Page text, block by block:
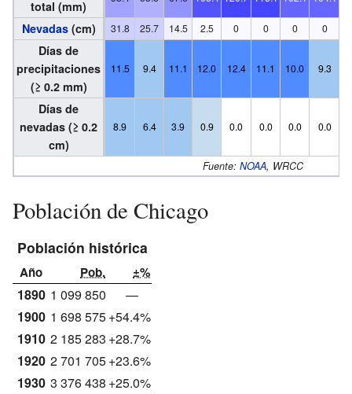
total (mm)
Nevadas(cm) 31.8 25.7 14.5 2.5 0 0 0 0
Días de
precipitaciones
(≥ 0.2 mm)
11.5 9.4 11.1 12.0 12.4 11.1 10.0 9.3
Días de
nevadas (≥ 0.2
cm)
8.9 6.4 3.9 0.9 0.0 0.0 0.0 0.0
Fuente: NOAA, WRCC
Población de Chicago
Población histórica
Año Pob. ±%
1890 1 099 850
—
1900 1 698 575+54.4%
1910 2 185 283 +28.7%
1920 2 701 705+23.6%
1930 3 376 438 +25.0%